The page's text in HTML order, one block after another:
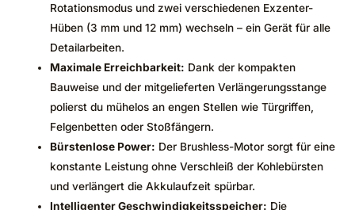
Rotationsmodus und zwei verschiedenen Exzenter-
Hüben (3 mm und 12 mm) wechseln – ein Gerät für alle
Detailarbeiten.
Maximale Erreichbarkeit: Dank der kompakten
Bauweise und der mitgelieferten Verlängerungsstange
polierst du mühelos an engen Stellen wie Türgriffen,
Felgenbetten oder Stoßfängern.
Bürstenlose Power: Der Brushless-Motor sorgt für eine
konstante Leistung ohne Verschleiß der Kohlebürsten
und verlängert die Akkulaufzeit spürbar.
Intelligenter Geschwindigkeitsspeicher: Die